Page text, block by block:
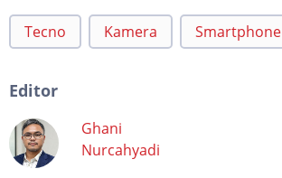
Tecno Kamera Smartphone
Editor
Ghani
Nurcahyadi